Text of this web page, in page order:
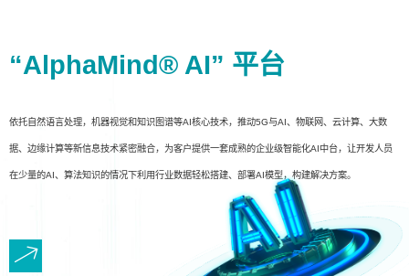
“AlphaMind® AI” 平台
依托自然语言处理，机器视觉和知识图谱等AI核心技术，推动5G与AI、物联网、云计算、大数
据、边缘计算等新信息技术紧密融合，为客户提供一套成熟的企业级智能化AI中台，让开发人员
在少量的AI、算法知识的情况下利用行业数据轻松搭建、部署AI模型，构建解决方案。